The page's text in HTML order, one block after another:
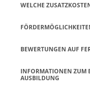
WELCHE
BEWERTUNGEN AUF
INFORMATIONEN ZUM
AUSBILDUNG